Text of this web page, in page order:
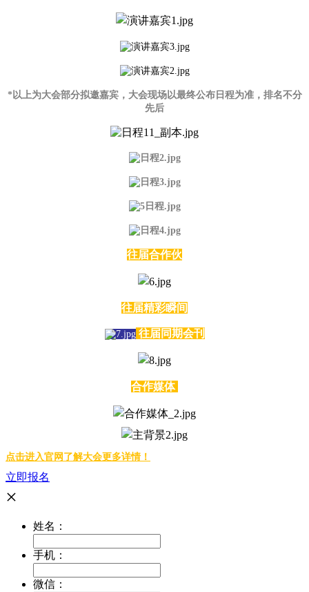
*以上为大会部分拟邀嘉宾，大会现场以最终公布日程为准，排名不分
先后
往届合作伙
往届精彩瞬间
往届同期会刊
合作媒体
点击进入官网了解大会更多详情！
立即报名
×
姓名：
手机：
微信：